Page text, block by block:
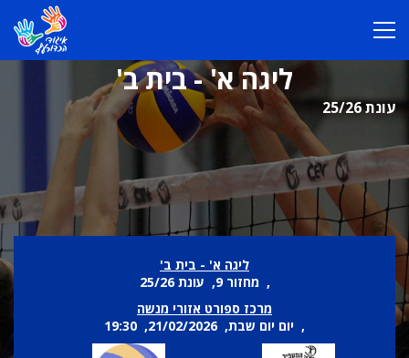
ליגה א' - בית ב'
עונת 25/26
ליגה א' - בית ב'
, מחזור 9, עונת 25/26
מרכז ספורט אזורי מנשה
, יום יום שבת, 21/02/2026, 19:30